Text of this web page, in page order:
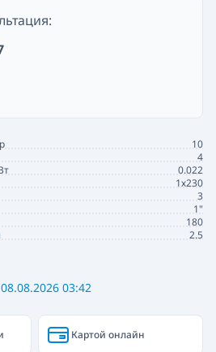
08.08.2026 03:42
10
4
0.022
1х230
3
1"
180
2.5
Картой онлайн